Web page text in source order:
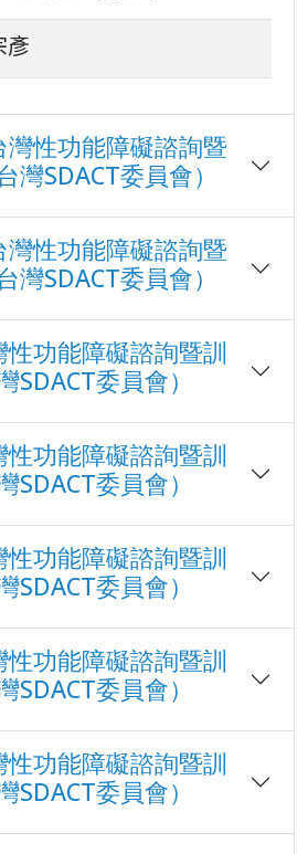
彥
灣性功能障礙諮詢暨
灣SDACT委員會）
灣性功能障礙諮詢暨
灣SDACT委員會）
功能障礙諮詢暨訓
SDACT委員會）
功能障礙諮詢暨訓
SDACT委員會）
功能障礙諮詢暨訓
SDACT委員會）
功能障礙諮詢暨訓
SDACT委員會）
功能障礙諮詢暨訓
SDACT委員會）